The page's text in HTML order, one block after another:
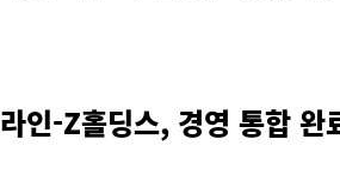
라인-Z홀딩스, 경영 통합